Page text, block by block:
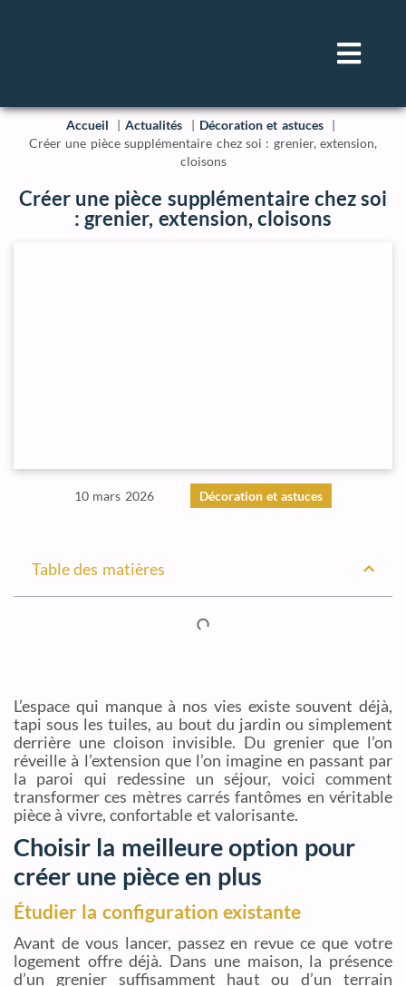
Accueil Actualités
Décoration et astuces
Créer une pièce supplémentaire chez soi : grenier, extension,
cloisons
Créer une pièce supplémentaire chez soi
: grenier, extension, cloisons
10 mars 2026 Décoration et astuces
Table des matières
L’espace qui manque à nos vies existe souvent déjà,
tapi sous les tuiles, au bout du jardin ou simplement
derrière une cloison invisible. Du grenier que l’on
réveille à l’extension que l’on imagine en passant par
la paroi qui redessine un séjour, voici comment
transformer ces mètres carrés fantômes en véritable
pièce à vivre, confortable et valorisante.
Choisir la meilleure option pour
créer une pièce en plus
Étudier la configuration existante
Avant de vous lancer, passez en revue ce que votre
logement offre déjà. Dans une maison, la présence
d’un grenier suffisamment haut ou d’un terrain